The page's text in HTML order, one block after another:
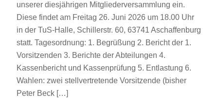
unserer diesjährigen Mitgliederversammlung ein.
Diese findet am Freitag 26. Juni 2026 um 18.00 Uhr
in der TuS-Halle, Schillerstr. 60, 63741 Aschaffenburg
statt. Tagesordnung: 1. Begrüßung 2. Bericht der 1.
Vorsitzenden 3. Berichte der Abteilungen 4.
Kassenbericht und Kassenprüfung 5. Entlastung 6.
Wahlen: zwei stellvertretende Vorsitzende (bisher
Peter Beck […]